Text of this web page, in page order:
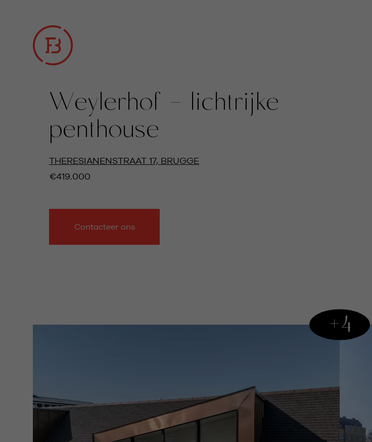
TOON ALLE BEELDEN
Weylerhof - lichtrijke
penthouse
THERESIANENSTRAAT 17, BRUGGE
€419.000
Contacteer ons
+4